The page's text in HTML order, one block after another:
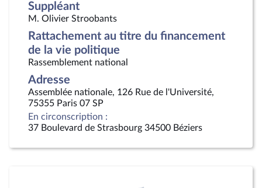
Suppléant
M. Olivier Stroobants
Rattachement au titre du financement
de la vie politique
Rassemblement national
Adresse
Assemblée nationale, 126 Rue de l'Université,
75355 Paris 07 SP
En circonscription :
37 Boulevard de Strasbourg 34500 Béziers